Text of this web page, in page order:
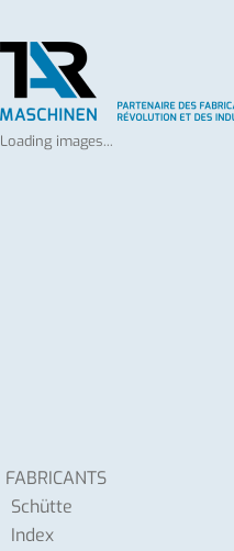
Loading images...
FABRICANTS
Schütte
Index